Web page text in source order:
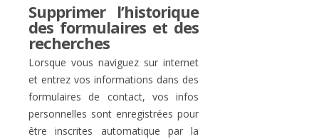
Supprimer l’historique
des formulaires et des
recherches
Lorsque vous naviguez sur internet
et entrez vos informations dans des
formulaires de contact, vos infos
personnelles sont enregistrées pour
être inscrites automatique par la